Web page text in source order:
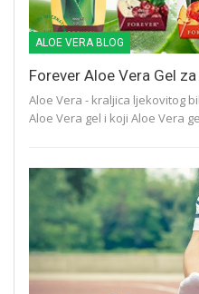
ALOE VERA BLOG
Forever Aloe Vera Gel
Aloe Vera - kraljica ljekovitog
Aloe Vera gel i koji Aloe Vera